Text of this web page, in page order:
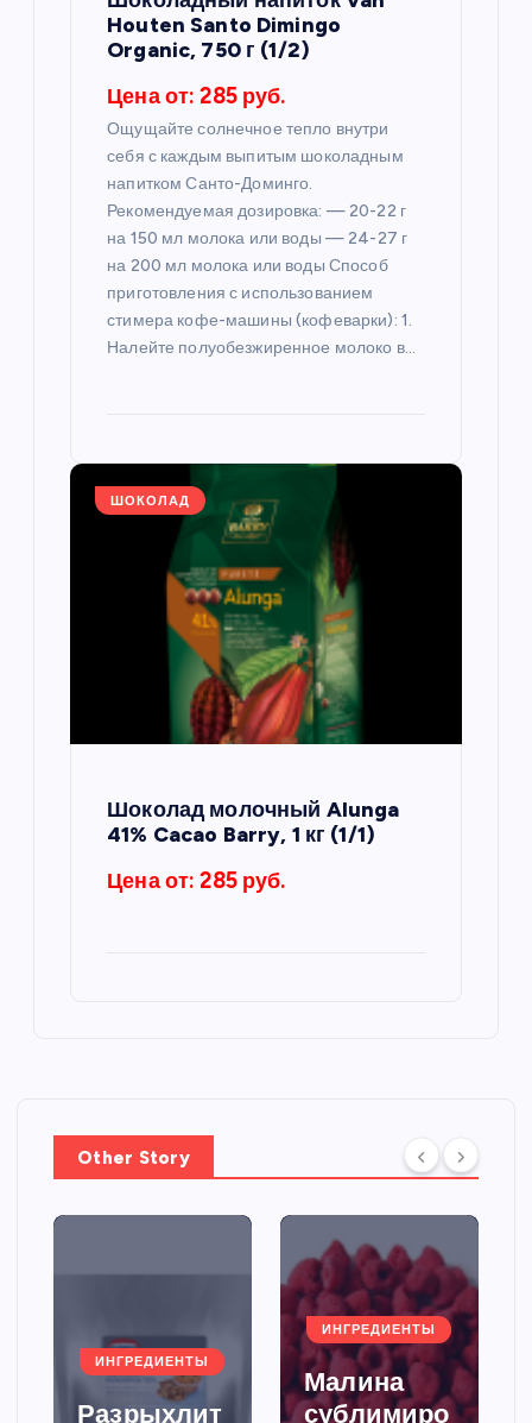
Houten Santo Dimingo
Organic, 750 г (1/2)
Цена от: 285 руб.
Ощущайте солнечное тепло внутри
себя с каждым выпитым шоколадным
напитком Санто-Доминго.
Рекомендуемая дозировка: — 20-22 г
на 150 мл молока или воды — 24-27 г
на 200 мл молока или воды Способ
приготовления с использованием
стимера кофе-машины (кофеварки): 1.
Налейте полуобезжиренное молоко в…
ШОКОЛАД
Шоколад молочный Alunga
41% Cacao Barry, 1 кг (1/1)
Цена от: 285 руб.
Other Story
ИНГРЕДИЕНТЫ
Разрыхлит
ИНГРЕДИЕНТЫ
Малина
сублимиро